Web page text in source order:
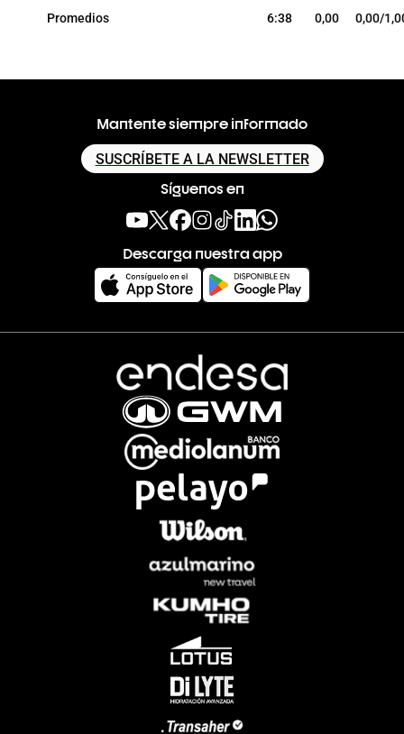
Promedios 6:38 0,00 0,00/
Mantente siempre informado
SUSCRÍBETE A LA NEWSLETTER
Síguenos en
Descarga nuestra app